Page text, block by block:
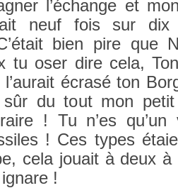
l’échan­ge et
neuf fois sur dix
bien pire que
tu oser dire cela,
écrasé ton
sûr du tout mon
! Tu n’es qu’un
! Ces types
cela jouait à deux à
!